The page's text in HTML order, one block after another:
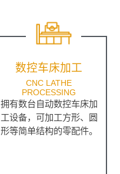
数控车床加工
CNC LATHE
PROCESSING
拥有数台自动数控车床加
工设备，可加工方形、圆
形等简单结构的零配件。